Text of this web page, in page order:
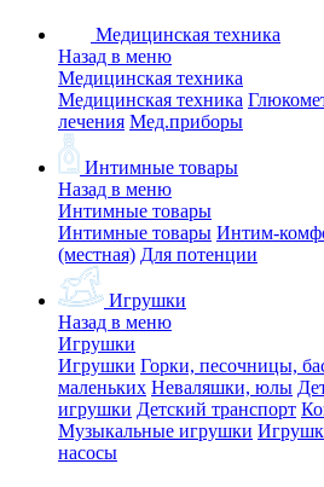
Медицинская техника
Назад в меню
Медицинская техника
Медицинская техника
лечения Мед.приборы
Интимные товары
Назад в меню
Интимные товары
Интимные товары Интим-
(местная) Для потенции
Игрушки
Назад в меню
Игрушки
Игрушки Горки, песочницы,
маленьких Неваляшки, юлы
игрушки Детский транспорт
Музыкальные игрушки
насосы